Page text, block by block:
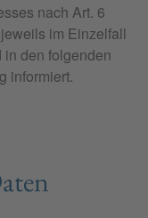
nach Art. 6
im Einzelfall
den folgenden
informiert.